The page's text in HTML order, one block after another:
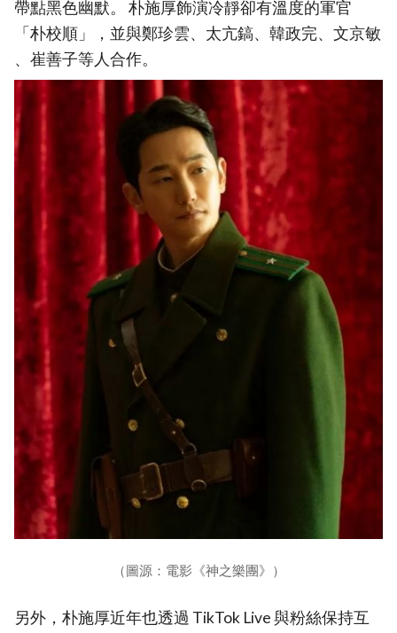
帶點黑色幽默。 朴施厚飾演冷靜卻有溫度的軍官
「朴校順」，並與鄭珍雲、太亢鎬、韓政完、文京敏
、崔善子等人合作。
（圖源：電影《神之樂團》）
另外，朴施厚近年也透過 TikTok Live 與粉絲保持互